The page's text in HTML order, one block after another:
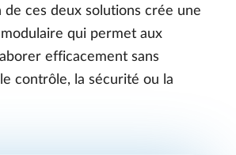
de ces deux solutions crée une
qui permet aux
efficacement sans
contrôle, la sécurité ou la